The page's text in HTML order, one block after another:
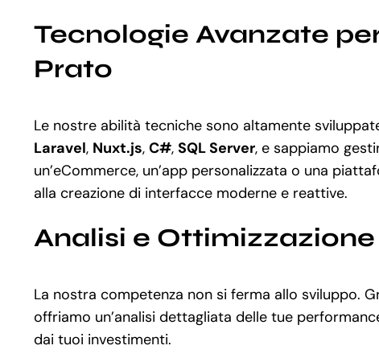
Tecnologie Avanzate
Prato
Le nostre abilità tecniche sono altamente
Laravel, Nuxt.js, C#, SQL Server, e sappiamo
un’eCommerce, un’app personalizzata o una
alla creazione di interfacce moderne e reattive.
Analisi e
La nostra competenza non si ferma allo sviluppo.
offriamo un’analisi dettagliata delle tue
dai tuoi investimenti.